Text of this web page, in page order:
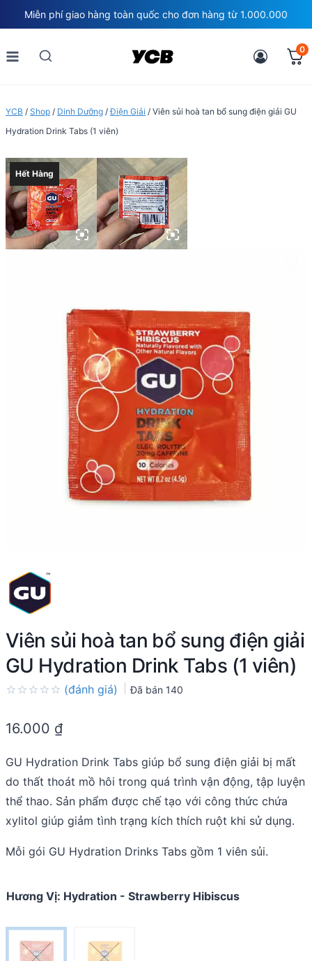
to
content
Miễn phí giao hàng toàn quốc cho đơn hàng từ 1.000.000
0
YCB / Shop / Dinh Dưỡng /Điện Giải / Viên sủi hoà tan bổ sung điện giải GU
Hydration Drink Tabs (1 viên)
Hết Hàng
Viên sủi hoà tan bổ sung điện giải
GU Hydration Drink Tabs (1 viên)
out
(đánh giá) Đã bán 140
16.000 ₫
GU Hydration Drink Tabs giúp bổ sung điện giải bị mất
do thất thoát mồ hôi trong quá trình vận động, tập luyện
thể thao. Sản phẩm được chế tạo với công thức chứa
xylitol giúp giảm tình trạng kích thích ruột khi sử dụng.
Mỗi gói GU Hydration Drinks Tabs gồm 1 viên sủi.
Hương Vị: Hydration - Strawberry Hibiscus